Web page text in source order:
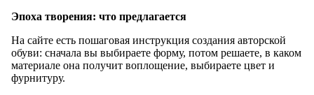
Эпоха творения: что предлагается
На сайте есть пошаговая инструкция создания авторской
обуви: сначала вы выбираете форму, потом решаете, в каком
материале она получит воплощение, выбираете цвет и
фурнитуру.